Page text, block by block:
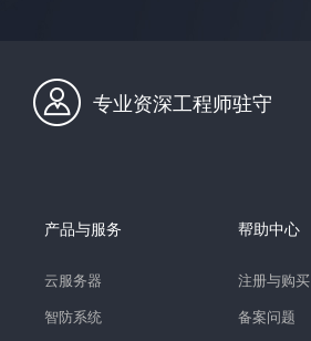
专业资深工程师驻守
产品与服务
云服务器
智防系统
帮助中心
注册与购买
备案问题